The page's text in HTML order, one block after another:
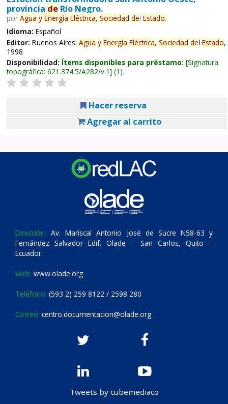
provincia deRío Negro.
por Agua y Energía Eléctrica, Sociedad del Estado.
Idioma: Español
Editor: Buenos Aires: Agua y Energía Eléctrica, Sociedad del Estado,
1998
Disponibilidad: Ítems disponibles para préstamo: Signatura
topográfica: 621.374.5/A282/v.1 (1).
Hacer reserva
Agregar al carrito
Dirección: Av. Mariscal Antonio José de Sucre N58-63 y
Fernández Salvador Edif. Olade – San Carlos, Quito –
Ecuador.
Web: www.olade.org
Teléfono: (593 2) 259 8122 / 2598 280
Correo: centro.documentacion@olade.org
Tweets by cubemediaco